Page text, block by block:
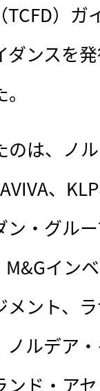
）ガ
ンスを
は、ノ
、
・グル
イン
メント、
ノルデア
ド・ア